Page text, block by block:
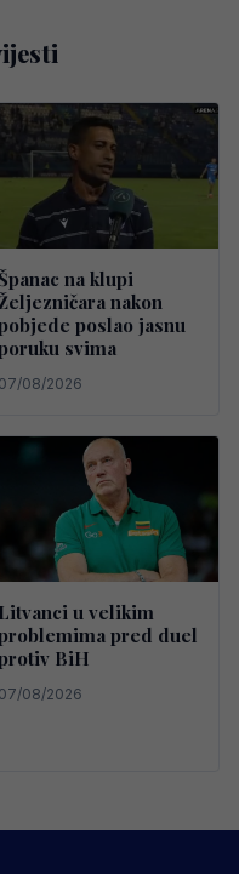
Španac na klupi
nakon
poslao jasnu
svima
07/08/2026
Litvanci u velikim
pred duel
BiH
07/08/2026